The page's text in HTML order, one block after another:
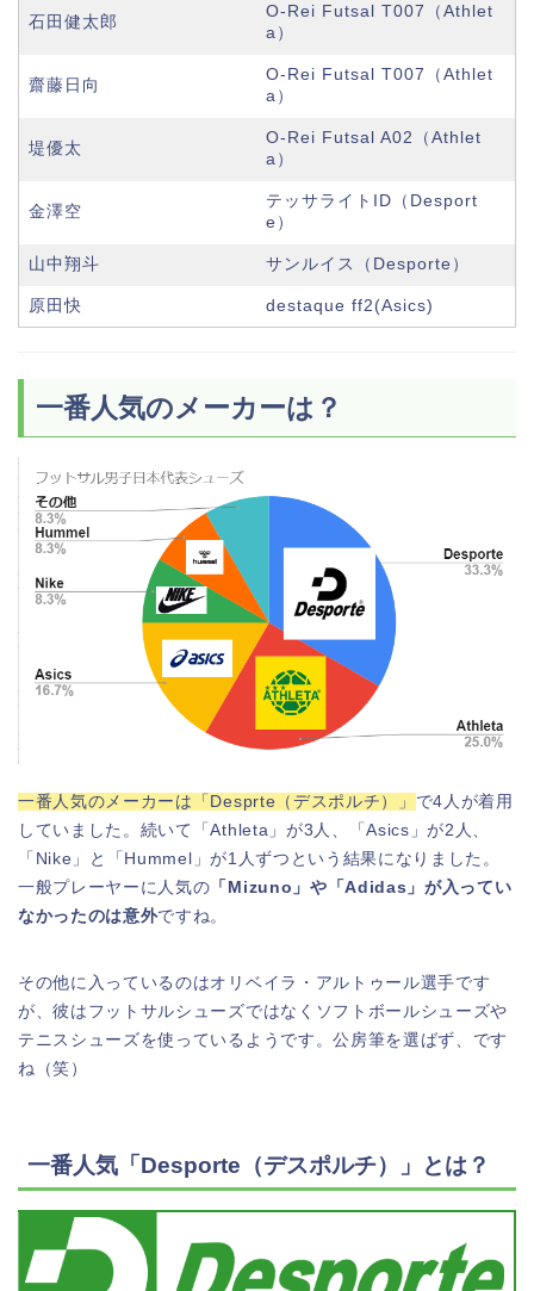
石田健太郎
O-Rei Futsal T007（Athlet
a）
齋藤日向
O-Rei Futsal T007（Athlet
a）
堤優太
O-Rei Futsal A02（Athlet
a）
金澤空
テッサライトID（Desport
e）
山中翔斗 サンルイス（Desporte）
原田快 destaque ff2(Asics)
一番人気のメーカーは？
一番人気のメーカーは「Desprte（デスポルチ）」 で4人が着用
していました。続いて「Athleta」が3人、「Asics」が2人、
「Nike」と「Hummel」が1人ずつという結果になりました。
一般プレーヤーに人気の 「Mizuno」や「Adidas」が入ってい
なかったのは意外ですね。
その他に入っているのはオリベイラ・アルトゥール選手です
が、彼はフットサルシューズではなくソフトボールシューズや
テニスシューズを使っているようです。公房筆を選ばず、です
ね（笑）
一番人気「Desporte（デスポルチ）」とは？